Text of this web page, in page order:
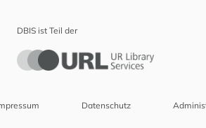
DBIS ist Teil der
Datenschutz